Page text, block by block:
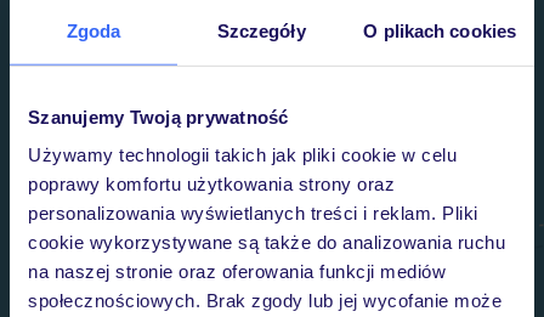
Zgoda Szczegóły O plikach cookies
Szanujemy Twoją prywatność
Używamy technologii takich jak pliki cookie w celu
poprawy komfortu użytkowania strony oraz
personalizowania wyświetlanych treści i reklam. Pliki
cookie wykorzystywane są także do analizowania ruchu
na naszej stronie oraz oferowania funkcji mediów
społecznościowych. Brak zgody lub jej wycofanie może